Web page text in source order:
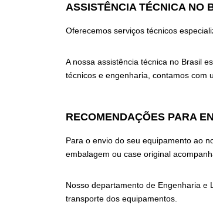
ASSISTÊNCIA TÉCNICA NO
Oferecemos serviços técnicos
A nossa assistência técnica no Brasil
técnicos e engenharia, contamos com
RECOMENDAÇÕES PARA
Para o envio do seu equipamento ao
embalagem ou case original
Nosso departamento de Engenharia
transporte dos equipamentos.